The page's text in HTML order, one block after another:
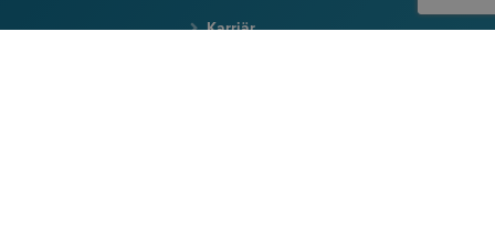
Karriär